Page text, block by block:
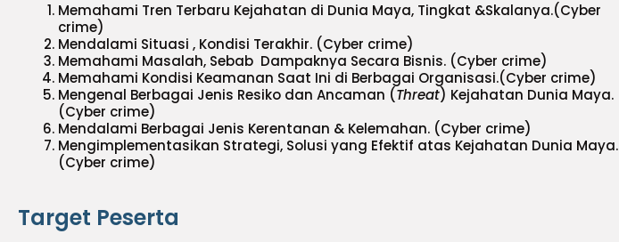
Memahami Tren Terbaru Kejahatan di Dunia Maya, Tingkat &Skalanya.(Cyber
crime)
Mendalami Situasi , Kondisi Terakhir. (Cyber crime)
Memahami Masalah, Sebab Dampaknya Secara Bisnis. (Cyber crime)
Memahami Kondisi Keamanan Saat Ini di Berbagai Organisasi.(Cyber crime)
Mengenal Berbagai Jenis Resiko dan Ancaman (Threat) Kejahatan Dunia Maya.
(Cyber crime)
Mendalami Berbagai Jenis Kerentanan & Kelemahan. (Cyber crime)
Mengimplementasikan Strategi, Solusi yang Efektif atas Kejahatan Dunia Maya.
(Cyber crime)
Target Peserta